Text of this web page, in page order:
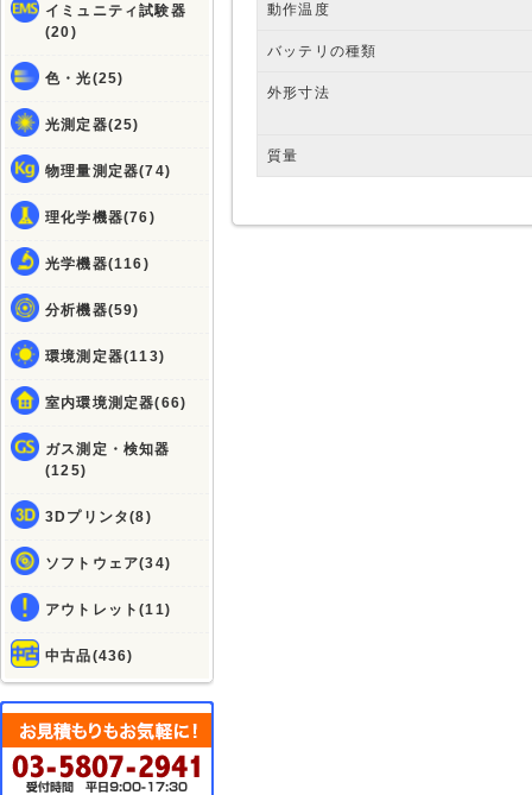
イミュニティ試験器
(20)
色・光(25)
光測定器(25)
物理量測定器(74)
理化学機器(76)
光学機器(116)
分析機器(59)
環境測定器(113)
室内環境測定器(66)
ガス測定・検知器
(125)
3Dプリンタ(8)
ソフトウェア(34)
アウトレット(11)
中古品(436)
動作温度
バッテリの種類
外形寸法
質量